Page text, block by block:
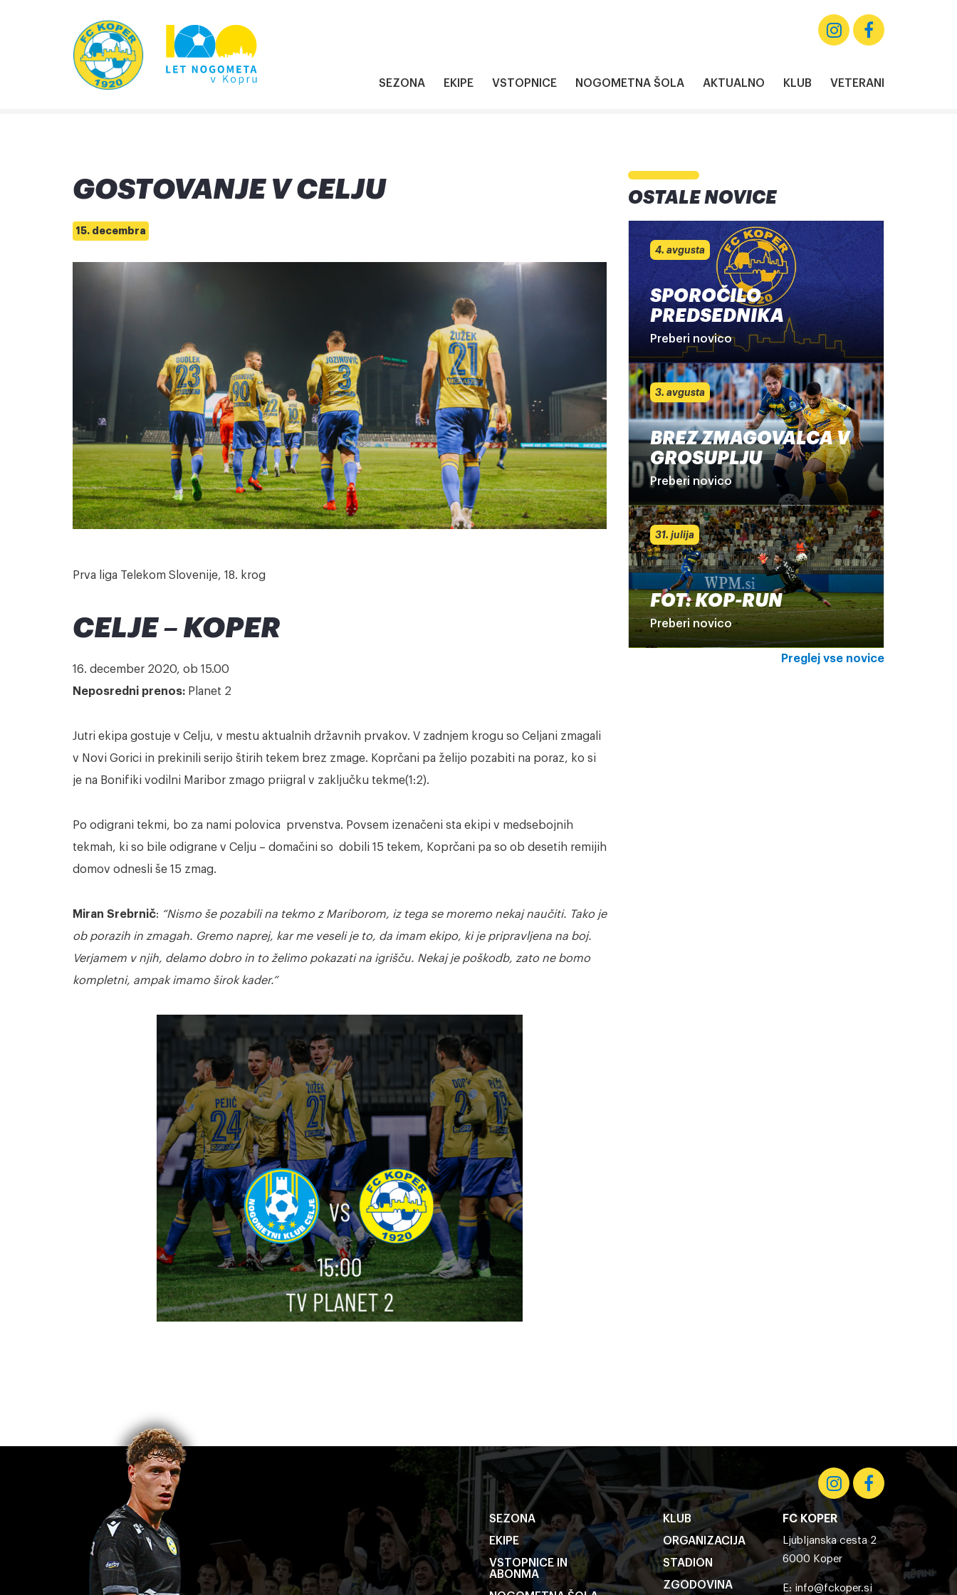
SEZONA EKIPE VSTOPNICE NOGOMETNA ŠOLA AKTUALNO KLUB VETERANI
GOSTOVANJE V CELJU
15. decembra
Prva liga Telekom Slovenije, 18. krog
CELJE – KOPER
16. december 2020, ob 15.00
Neposredni prenos: Planet 2
Jutri ekipa gostuje v Celju, v mestu aktualnih državnih prvakov. V zadnjem krogu so Celjani zmagali
v Novi Gorici in prekinili serijo štirih tekem brez zmage. Koprčani pa želijo pozabiti na poraz, ko si
je na Bonifiki vodilni Maribor zmago priigral v zaključku tekme(1:2).
Po odigrani tekmi, bo za nami polovica prvenstva. Povsem izenačeni sta ekipi v medsebojnih
tekmah, ki so bile odigrane v Celju – domačini so dobili 15 tekem, Koprčani pa so ob desetih remijih
domov odnesli še 15 zmag.
Miran Srebrnič: “Nismo še pozabili na tekmo z Mariborom, iz tega se moremo nekaj naučiti. Tako je
ob porazih in zmagah. Gremo naprej, kar me veseli je to, da imam ekipo, ki je pripravljena na boj.
Verjamem v njih, delamo dobro in to želimo pokazati na igrišču. Nekaj je poškodb, zato ne bomo
kompletni, ampak imamo širok kader.”
OSTALE NOVICE
4. avgusta
SPOROČILO
PREDSEDNIKA
Preberi novico
3. avgusta
BREZ ZMAGOVALCA V
GROSUPLJU
Preberi novico
31. julija
FOT: KOP-RUN
Preberi novico
Preglej vse novice
SEZONA
EKIPE
VSTOPNICE IN
ABONMA
KLUB
ORGANIZACIJA
STADION
ZGODOVINA
FC KOPER
Ljubljanska cesta 2
6000 Koper
E: info@fckoper.si